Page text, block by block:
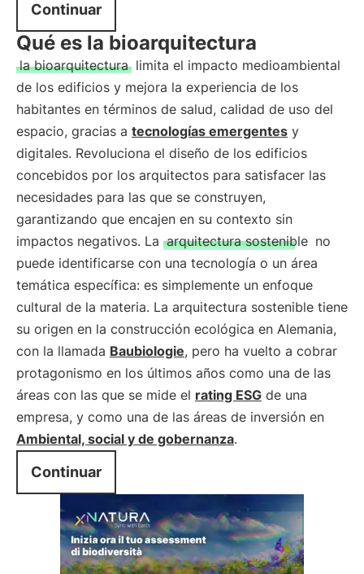
Continuar
Qué es la bioarquitectura
la bioarquitectura limita el impacto medioambiental
de los edificios y mejora la experiencia de los
habitantes en términos de salud, calidad de uso del
espacio, gracias a tecnologías emergentes y
digitales. Revoluciona el diseño de los edificios
concebidos por los arquitectos para satisfacer las
necesidades para las que se construyen,
garantizando que encajen en su contexto sin
impactos negativos. La arquitectura sostenible no
puede identificarse con una tecnología o un área
temática específica: es simplemente un enfoque
cultural de la materia. La arquitectura sostenible tiene
su origen en la construcción ecológica en Alemania,
con la llamada Baubiologie, pero ha vuelto a cobrar
protagonismo en los últimos años como una de las
áreas con las que se mide el rating ESG de una
empresa, y como una de las áreas de inversión en
Ambiental, social y de gobernanza.
Continuar